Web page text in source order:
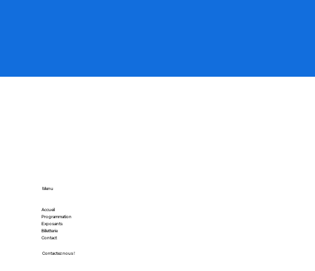
Menu
Accueil
Programmation
Exposants
Billetterie
Contact
Contactez nous !